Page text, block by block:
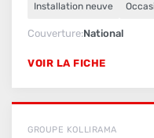
Installation neuve
Couverture National
VOIR LA FICHE
GROUPE KOLLIRAMA